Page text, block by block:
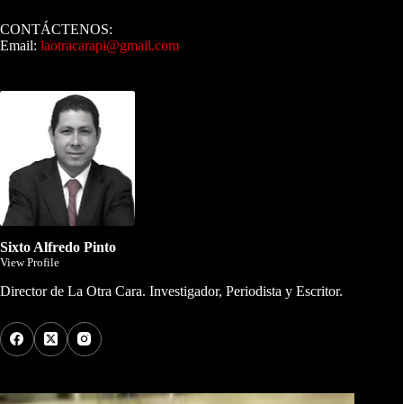
CONTÁCTENOS:
Email: laotracarapi@gmail.com
Sixto Alfredo Pinto
View Profile
Director de La Otra Cara. Investigador, Periodista y Escritor.